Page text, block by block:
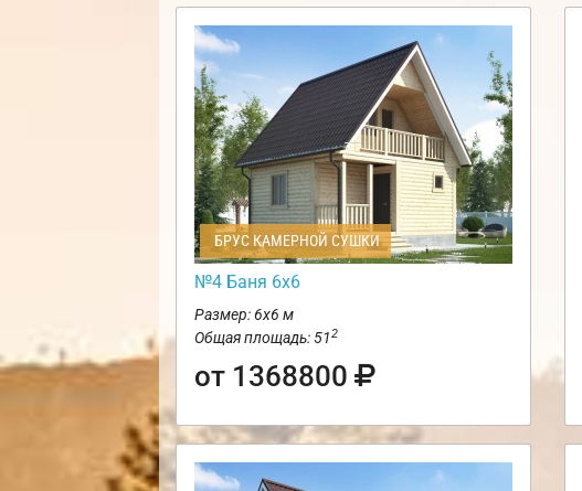
БРУС КАМЕРНОЙ СУШКИ
№4 Баня 6х6
Размер: 6х6 м
Общая площадь: 512
от 1368800